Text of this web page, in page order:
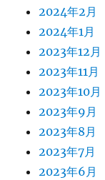
2024年2月
2024年1月
2023年12月
2023年11月
2023年10月
2023年9月
2023年8月
2023年7月
2023年6月